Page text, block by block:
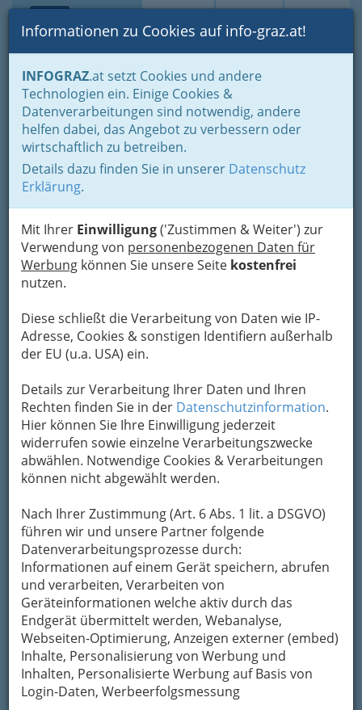
Suche Login Toggle
Informationen zu Cookies auf info-graz.at!
INFOGRAZ.at setzt Cookies und andere
Technologien ein. Einige Cookies &
Datenverarbeitungen sind notwendig, andere
helfen dabei, das Angebot zu verbessern oder
wirtschaftlich zu betreiben.
Details dazu finden Sie in unserer Datenschutz
Erklärung.
Mit Ihrer Einwilligung('Zustimmen & Weiter') zur
Verwendung von personenbezogenen Daten für
Werbung können Sie unsere Seite kostenfrei
nutzen.
Diese schließt die Verarbeitung von Daten wie IP-
Adresse, Cookies & sonstigen Identifiern außerhalb
der EU (u.a. USA) ein.
Details zur Verarbeitung Ihrer Daten und Ihren
Rechten finden Sie in der Datenschutzinformation.
Hier können Sie Ihre Einwilligung jederzeit
widerrufen sowie einzelne Verarbeitungszwecke
abwählen. Notwendige Cookies & Verarbeitungen
können nicht abgewählt werden.
Nach Ihrer Zustimmung (Art. 6 Abs. 1 lit. a DSGVO)
führen wir und unsere Partner folgende
Datenverarbeitungsprozesse durch:
Informationen auf einem Gerät speichern, abrufen
und verarbeiten, Verarbeiten von
Geräteinformationen welche aktiv durch das
Endgerät übermittelt werden, Webanalyse,
Webseiten-Optimierung, Anzeigen externer (embed)
Inhalte, Personalisierung von Werbung und
Inhalten, Personalisierte Werbung auf Basis von
Login-Daten, Werbeerfolgsmessung
Home Fotos
Wheels Fargo - Stroll
Tanzworkshop - The Booze
Bombs - Burlesque Show
Burlesque Show by Kalinka Kalaschnikow - Rollin_Dudes 2017 -
001
Vergrößern
Previous Next
Samstag bei Rollin Dudes 2017
Bilder allerBands, die wir fotografiert haben
Freitag und Samstag bei Rollin Dudes in
Leutschach
Jive & Stroll - Tanzworkshops by "Conny
& Dado"
DerRockabilly Jiveist im Vergleich zu vielen
anderen Tänzen kein "Spiegel-Tanz" und ist mit
ein bisschen Taktgefühlsehr einfach zu lernen